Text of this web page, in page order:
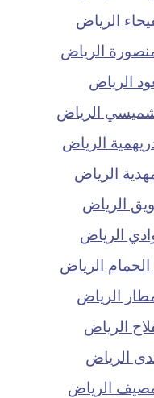
الرياض
الرياض
الرياض
الرياض
الرياض
الرياض
الرياض
الرياض
الرياض
الرياض
الرياض
الرياض
الرياض